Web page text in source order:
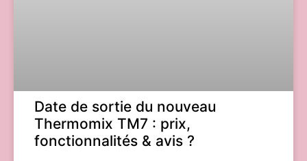
Date de sortie du nouveau
Thermomix TM7 : prix,
fonctionnalités & avis ?